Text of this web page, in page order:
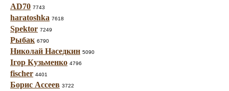
AD70 7743
haratoshka 7618
Spektor 7249
Рыбак 6790
Николай Наседкин 5090
Ігор Кузьменко 4796
fischer 4401
Борис Ассеев 3722